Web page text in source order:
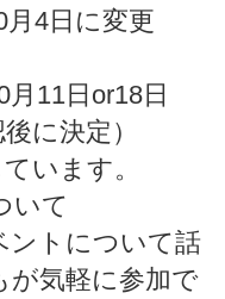
4日に変更
11日or18日
に決定）
います。
いて
ントについて話
が気軽に参加で